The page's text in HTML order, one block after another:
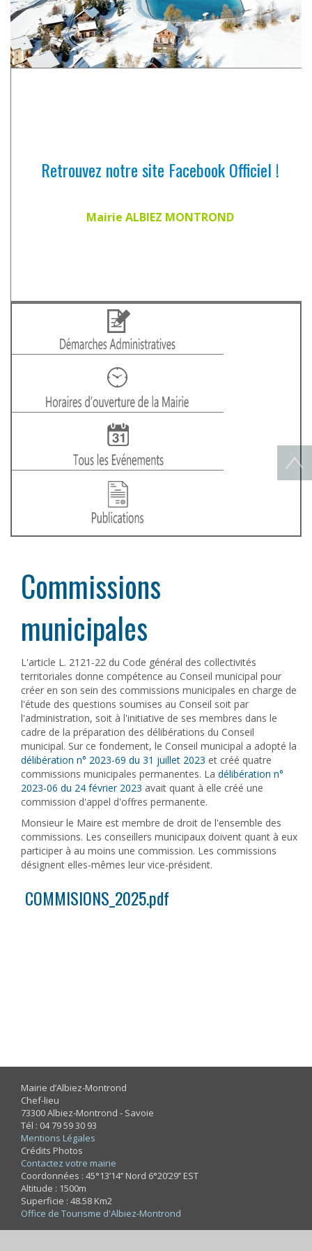
Retrouvez notre site Facebook Officiel !
Mairie ALBIEZ MONTROND
Commissions
municipales
L'article L. 2121-22 du Code général des collectivités
territoriales donne compétence au Conseil municipal pour
créer en son sein des commissions municipales en charge de
l'étude des questions soumises au Conseil soit par
l'administration, soit à l'initiative de ses membres dans le
cadre de la préparation des délibérations du Conseil
municipal. Sur ce fondement, le Conseil municipal a adopté la
délibération n° 2023-69 du 31 juillet 2023 et créé quatre
commissions municipales permanentes. La délibération n°
2023-06 du 24 février 2023 avait quant à elle créé une
commission d'appel d'offres permanente.
Monsieur le Maire est membre de droit de l'ensemble des
commissions. Les conseillers municipaux doivent quant à eux
participer à au moins une commission. Les commissions
désignent elles-mêmes leur vice-président.
COMMISIONS_2025.pdf
Mairie d’Albiez-Montrond
Chef-lieu
73300 Albiez-Montrond - Savoie
Tél : 04 79 59 30 93
Mentions Légales
Crédits Photos
Contactez votre mairie
Coordonnées : 45°13’14’’ Nord 6°20’29’’ EST
Altitude : 1500m
Superficie : 48.58 Km2
Office de Tourisme d'Albiez-Montrond